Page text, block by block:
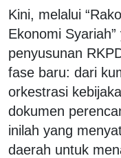
Kini, melalui
Ekonomi
penyusunan
fase baru: dari
orkestrasi
dokumen
inilah yang
daerah untuk